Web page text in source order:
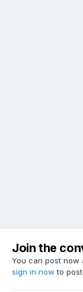
Join the
You can post now
sign in now to